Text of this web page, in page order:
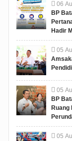
06
BP
Hadir
05
05
BP
Ruang
05